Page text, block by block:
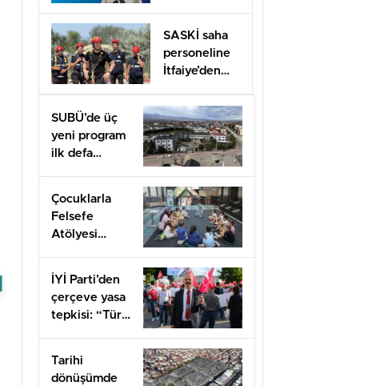
TÜBİTAK
1001 Desteği
SASKİ saha
personeline
İtfaiye’den
güvenlik
eğitimi
SUBÜ’de üç
yeni program
ilk defa
Çocuklarla
Felsefe
Atölyesi
İYİ Parti’den
çerçeve yasa
tepkisi: “Türk
vereceksiniz”
Tarihi
dönüşümde